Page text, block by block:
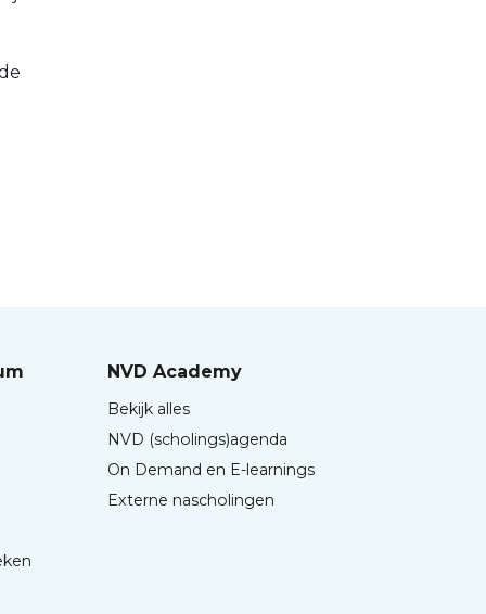
NVD Academy
Bekijk alles
NVD (scholings)agenda
On Demand en E-learnings
Externe nascholingen